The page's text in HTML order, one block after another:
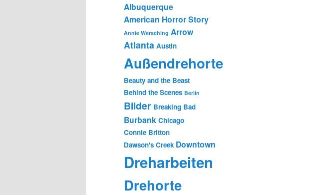
Albuquerque
American Horror Story
Annie Wersching Arrow
Atlanta Austin
Außendrehorte
Beauty and the Beast
Behind the Scenes Berlin
Bilder Breaking Bad
Burbank Chicago
Connie Britton
Dawson's Creek Downtown
Dreharbeiten
Drehorte